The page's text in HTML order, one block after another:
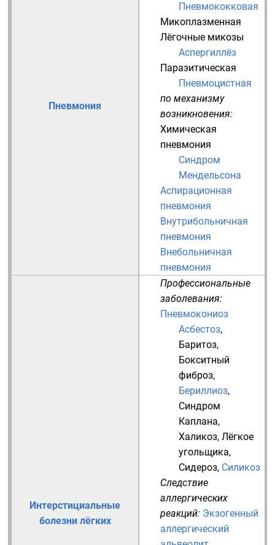
Пневмония
Пневмококковая
Микоплазменная
Лёгочные микозы
Аспергиллёз
Паразитическая
Пневмоцистная
по механизму
возникновения:
Химическая
пневмония
Синдром
Мендельсона
Аспирационная
пневмония
Внутрибольничная
пневмония
Внебольничная
пневмония
Интерстициальные
болезни лёгких
Профессиональные
заболевания:
Пневмокониоз
Асбестоз,
Баритоз,
Бокситный
фиброз,
Бериллиоз,
Синдром
Каплана,
Халикоз, Лёгкое
угольщика,
Сидероз, Силикоз
Следствие
аллергических
реакций: Экзогенный
аллергический